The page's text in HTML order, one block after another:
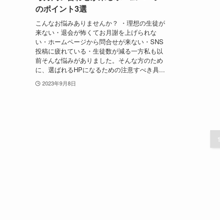
のポイント3選
こんなお悩みありませんか？ ・理想の生徒が
来ない・退会が怖くてお月謝を上げられな
い・ホームページから問合せが来ない・SNS
投稿に疲れている・生徒数が減る一方私も以
前そんな悩みがありました。そんな方のため
に、選ばれるHPになるための注意すべき具...
2023年9月8日
1